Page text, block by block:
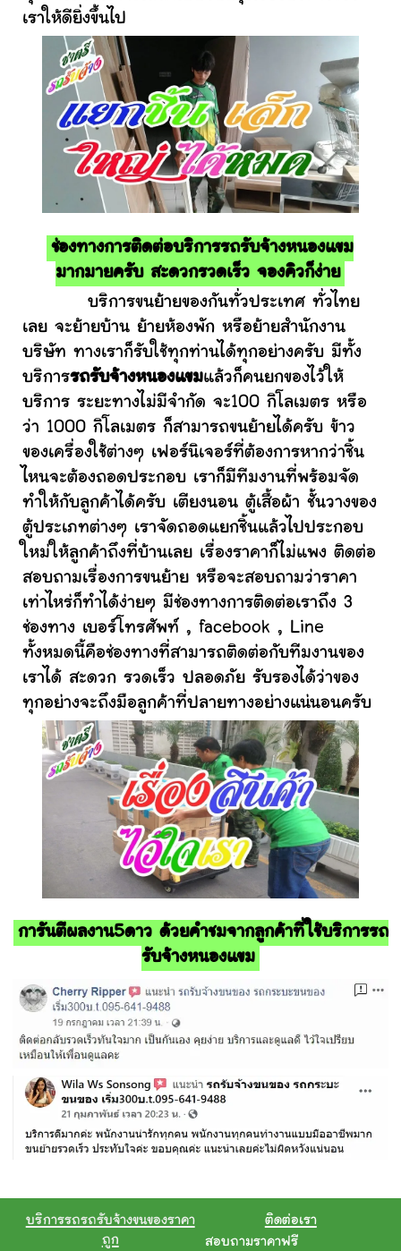
เราให้ดียิ่งขึ้นไป
ช่องทางการติดต่อบริการรถรับจ้างหนองแขม
มากมายครับ สะดวกรวดเร็ว จองคิวก็ง่าย
บริการขนย้ายของกันทั่วประเทศ ทั่วไทย
เลย จะย้ายบ้าน ย้ายห้องพัก หรือย้ายสำนักงาน
บริษัท ทางเราก็รับใช้ทุกท่านได้ทุกอย่างครับ มีทั้ง
บริการรถรับจ้างหนองแขมแล้วก็คนยกของไว้ให้
บริการ ระยะทางไม่มีจำกัด จะ100 กิโลเมตร หรือ
ว่า 1000 กิโลเมตร ก็สามารถขนย้ายได้ครับ ข้าว
ของเครื่องใช้ต่างๆ เฟอร์นิเจอร์ที่ต้องการหากว่าชิ้น
ไหนจะต้องถอดประกอบ เราก็มีทีมงานที่พร้อมจัด
ทำให้กับลูกค้าได้ครับ เตียงนอน ตู้เสื้อผ้า ชั้นวางของ
ตู้ประเภทต่างๆ เราจัดถอดแยกชิ้นแล้วไปประกอบ
ใหม่ให้ลูกค้าถึงที่บ้านเลย เรื่องราคาก็ไม่แพง ติดต่อ
สอบถามเรื่องการขนย้าย หรือจะสอบถามว่าราคา
เท่าไหร่ก็ทำได้ง่ายๆ มีช่องทางการติดต่อเราถึง 3
ช่องทาง เบอร์โทรศัพท์ , facebook , Line
ทั้งหมดนี้คือช่องทางที่สามารถติดต่อกับทีมงานของ
เราได้ สะดวก รวดเร็ว ปลอดภัย รับรองได้ว่าของ
ทุกอย่างจะถึงมือลูกค้าที่ปลายทางอย่างแน่นอนครับ
การันตีผลงาน5ดาว ด้วยคำชมจากลูกค้าที่ใช้บริการรถ
รับจ้างหนองแขม
บริการรถรถรับจ้างขนของราคา
ถูก
ติดต่อเรา
สอบถามราคาฟรี